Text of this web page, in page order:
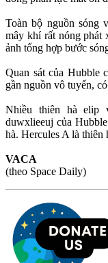
Toàn bộ nguồn sóng
mây khí rất nóng phát
ảnh tổng hợp bước
Quan sát của Hubble
gần nguồn vô tuyến,
Nhiều thiên hà elip
duwxlieeuj của
hà. Hercules A là thiên
VACA
(theo Space Daily)